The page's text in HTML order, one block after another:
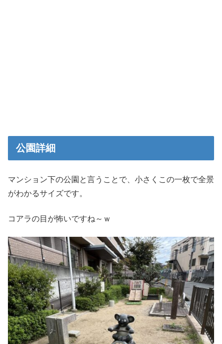
公園詳細
マンション下の公園と言うことで、小さくこの一枚で全景
がわかるサイズです。
コアラの目が怖いですね～ｗ